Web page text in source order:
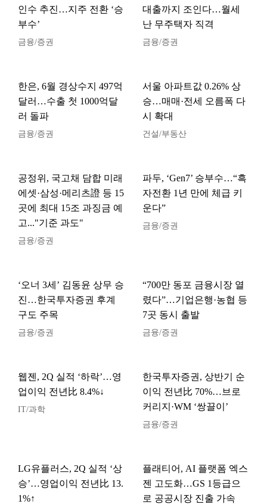
인수 추진…지주 전환 ‘승
부수’
금융/증권
대출까지 조인다…월세
난 무주택자 직격
금융/증권
한은, 6월 경상수지 497억
달러…수출 첫 1000억달
러 돌파
금융/증권
서울 아파트값 0.26% 상
승…매매·전세 오름폭 다
시 확대
건설/부동산
공정위, 국고채 담합 미래
에셋·삼성·메리츠證 등 15
곳에 최대 15조 과징금 예
고..."기준 과도"
금융/증권
파두, ‘Gen7’ 승부수…“흑
자전환 1년 만에 체급 키
운다”
금융/증권
‘오너 3세’ 김동윤 상무 승
진…한국투자증권 후계
구도 주목
금융/증권
“700만 동포 금융시장 열
렸다”…기업은행·농협 등
7곳 동시 출발
금융/증권
웹젠, 2Q 실적 ‘하락’…영
업이익 전년比 8.4%↓
IT/과학
한국투자증권, 상반기 순
이익 전년比 70%…브로
커리지·WM ‘쌍끌이’
금융/증권
LG유플러스, 2Q 실적 ‘상
승’…영업이익 전년比 13.
1%↑
플래티어, AI 플랫폼 엑스
젠 고도화…GS 1등급으
로 공공시장 진출 가속